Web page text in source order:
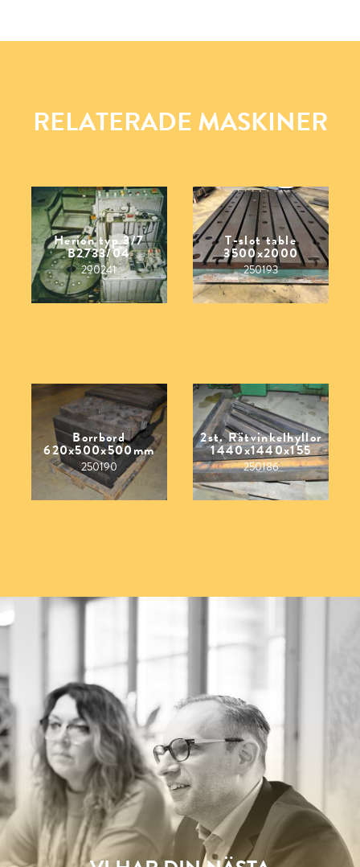
RELATERADE MASKINER
Herion typ 3/7
B2733/04
290241
T-slot table
3500x2000
250193
Borrbord
620x500x500mm
250190
2st. Rätvinkelhyllor
1440x1440x155
250186